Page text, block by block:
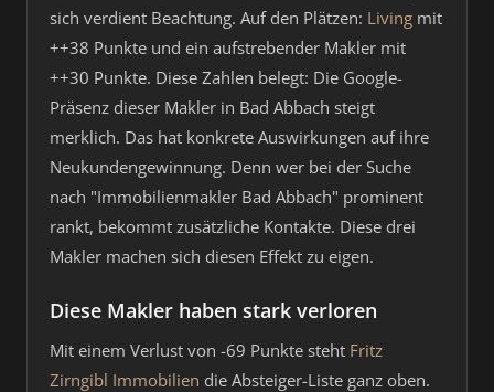
sich verdient Beachtung. Auf den Plätzen: Living mit
++38 Punkte und ein aufstrebender Makler mit
++30 Punkte. Diese Zahlen belegt: Die Google-
Präsenz dieser Makler in Bad Abbach steigt
merklich. Das hat konkrete Auswirkungen auf ihre
Neukundengewinnung. Denn wer bei der Suche
nach "Immobilienmakler Bad Abbach" prominent
rankt, bekommt zusätzliche Kontakte. Diese drei
Makler machen sich diesen Effekt zu eigen.
Diese Makler haben stark verloren
Mit einem Verlust von -69 Punkte steht Fritz
Zirngibl Immobilien die Absteiger-Liste ganz oben.